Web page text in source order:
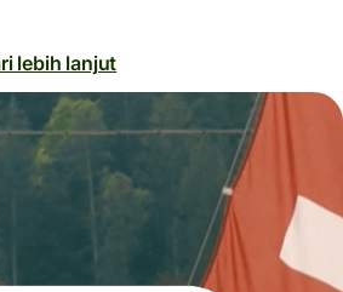
lebih lanjut